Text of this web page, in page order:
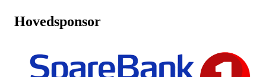
Hovedsponsor